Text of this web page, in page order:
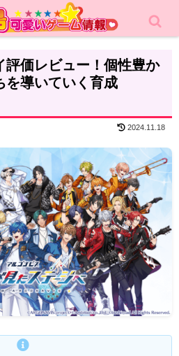
シミュレーション
評価レビュー！個性豊か
を導いていく育成
2024.11.18